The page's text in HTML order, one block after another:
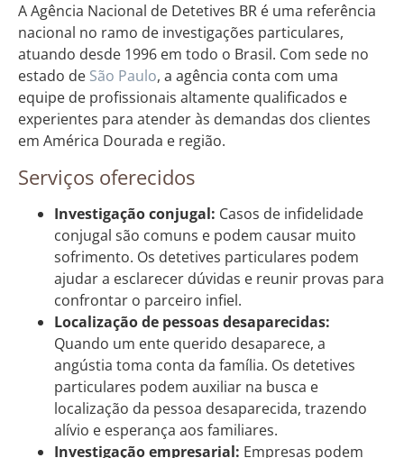
A Agência Nacional de Detetives BR é uma referência
nacional no ramo de investigações particulares,
atuando desde 1996 em todo o Brasil. Com sede no
estado de São Paulo, a agência conta com uma
equipe de profissionais altamente qualificados e
experientes para atender às demandas dos clientes
em América Dourada e região.
Serviços oferecidos
Investigação conjugal: Casos de infidelidade
conjugal são comuns e podem causar muito
sofrimento. Os detetives particulares podem
ajudar a esclarecer dúvidas e reunir provas para
confrontar o parceiro infiel.
Localização de pessoas desaparecidas:
Quando um ente querido desaparece, a
angústia toma conta da família. Os detetives
particulares podem auxiliar na busca e
localização da pessoa desaparecida, trazendo
alívio e esperança aos familiares.
Investigação empresarial: Empresas podem